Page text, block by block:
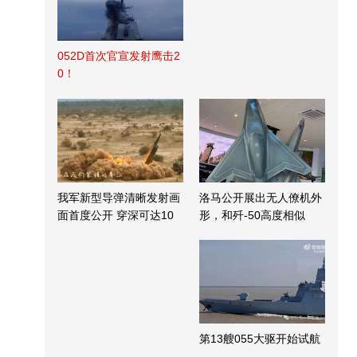
052D首次官宣发射鹰击2
0！
我军新型导弹清晰发射画
面首度公开 穿深可达10
洛马公开展出无人僚机外
形，和歼-50高度相似
第13艘055大驱开始试航